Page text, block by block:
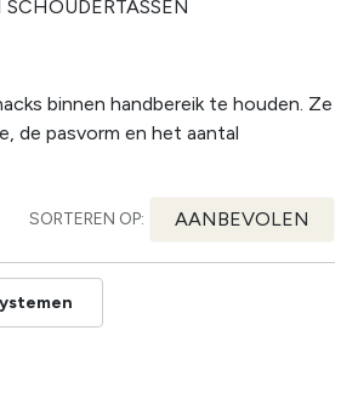
binnen handbereik te houden. Ze
de pasvorm en het aantal
SORTEREN OP: AANBEVOLEN